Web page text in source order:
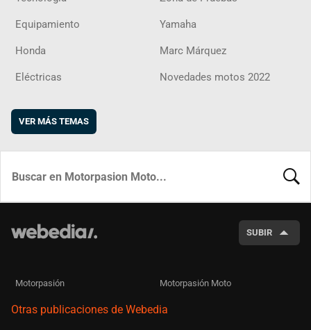
Equipamiento Yamaha
Honda Marc Márquez
Eléctricas Novedades motos 2022
VER MÁS TEMAS
SUBIR
Motorpasión Motorpasión Moto
Otras publicaciones de Webedia